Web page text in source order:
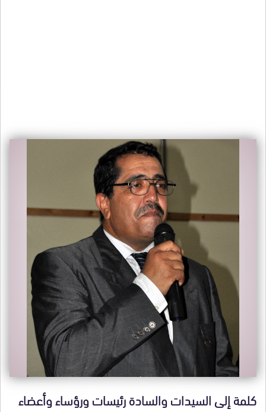
كلمة إلى السيدات والسادة رئيسات ورؤساء وأعضاء